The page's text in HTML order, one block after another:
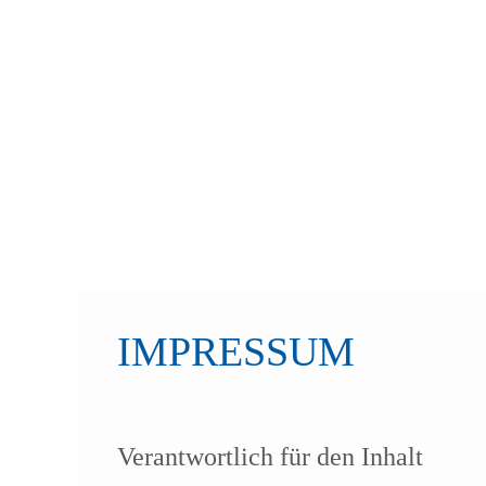
IMPRESSUM
Verantwortlich für den Inhalt